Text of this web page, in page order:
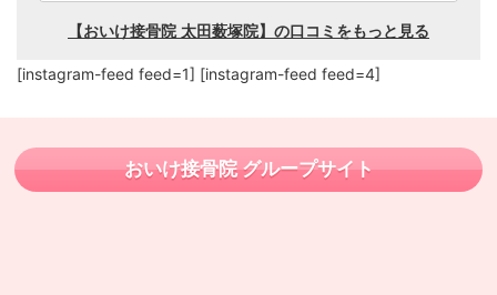
[instagram-feed feed=1] [instagram-feed feed=4]
おいけ接骨院 グループサイト